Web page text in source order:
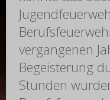
vergangenen
Begeisterung
Stunden